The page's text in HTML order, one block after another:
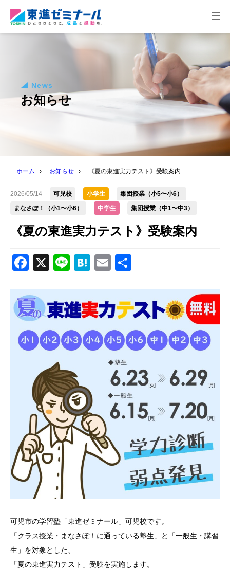
News
お知らせ
ホーム › お知らせ › 《夏の東進実力テスト》受験案内
2026/05/14 可児校 小学生
集団授業（小5〜小6）
まなさぽ！（小1〜小6）
中学生 集団授業（中1〜中3）
《夏の東進実力テスト》受験案内
Facebook
X LineHatena
Email
可児市の学習塾「東進ゼミナール」可児校です。
「クラス授業・まなさぽ！に通っている塾生」と「一般生・講習
生」を対象とした、
「夏の東進実力テスト」受験を実施します。